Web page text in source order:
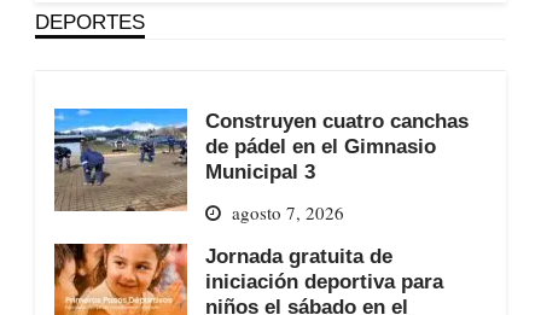
DEPORTES
Construyen cuatro canchas
de pádel en el Gimnasio
Municipal 3
agosto 7, 2026
Jornada gratuita de
iniciación deportiva para
niños el sábado en el